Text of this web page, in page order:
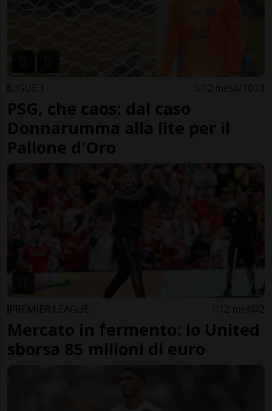
LIGUE 1 12 mesi 10 3
PSG, che caos: dal caso
Donnarumma alla lite per il
Pallone d'Oro
PREMIER LEAGUE 12 mesi 2
Mercato in fermento: lo United
sborsa 85 milioni di euro